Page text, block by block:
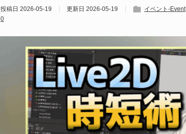
投稿日 2026-05-19 更新日 2026-05-19 イベント-Event
0